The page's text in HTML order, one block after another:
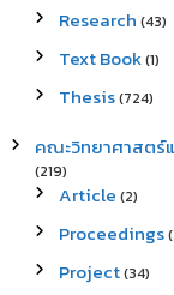
Research (43)
Text Book(1)
Thesis(724)
คณะวิทยาศาสตร์
(219)
Article (2)
Proceedings
Project(34)